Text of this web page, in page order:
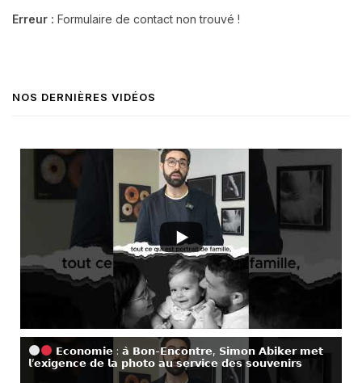
Erreur : Formulaire de contact non trouvé !
NOS DERNIÈRES VIDÉOS
𝗘𝗰𝗼𝗻𝗼𝗺𝗶𝗲 : 𝗮̀ 𝗕𝗼𝗻-𝗘𝗻𝗰𝗼𝗻𝘁𝗿𝗲, 𝗦𝗶𝗺𝗼𝗻 𝗔𝗯𝗶𝗸𝗲𝗿 𝗺𝗲𝘁
𝗹’𝗲𝘅𝗶𝗴𝗲𝗻𝗰𝗲 𝗱𝗲 𝗹𝗮 𝗽𝗵𝗼𝘁𝗼 𝗮𝘂 𝘀𝗲𝗿𝘃𝗶𝗰𝗲 𝗱𝗲𝘀 𝘀𝗼𝘂𝘃𝗲𝗻𝗶𝗿𝘀